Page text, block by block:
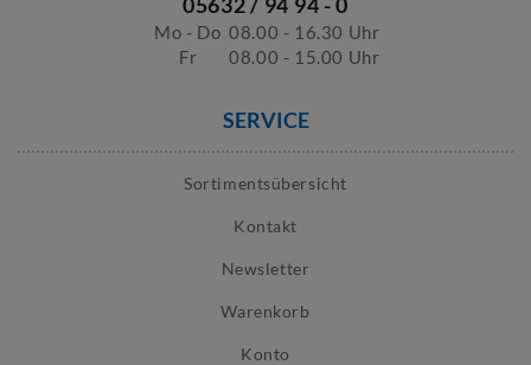
Mo - Do 08.00 - 16.30 Uhr
Fr
08.00 - 15.00 Uhr
SERVICE
Sortimentsübersicht
Kontakt
Newsletter
Warenkorb
Konto